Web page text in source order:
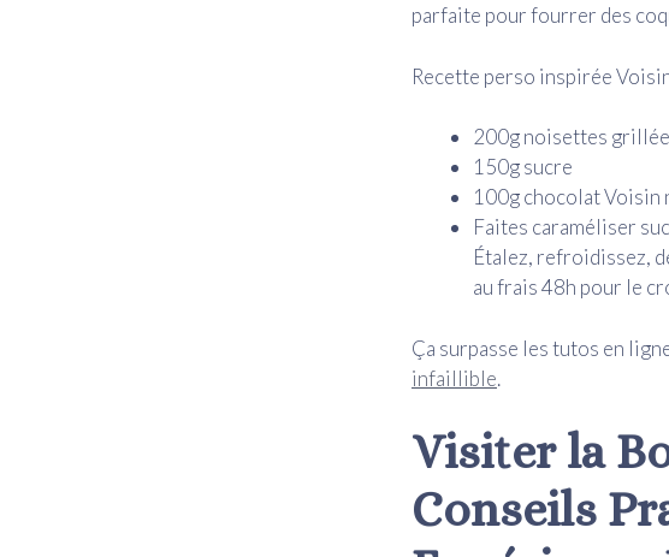
parfaite pour fourrer des
Recette perso inspirée
200g noisettes
150g sucre
100g chocolat Voisin
Faites caraméliser
Étalez, refroidissez,
au frais 48h pour le
Ça surpasse les tutos en
infaillible.
Visiter la
Conseils